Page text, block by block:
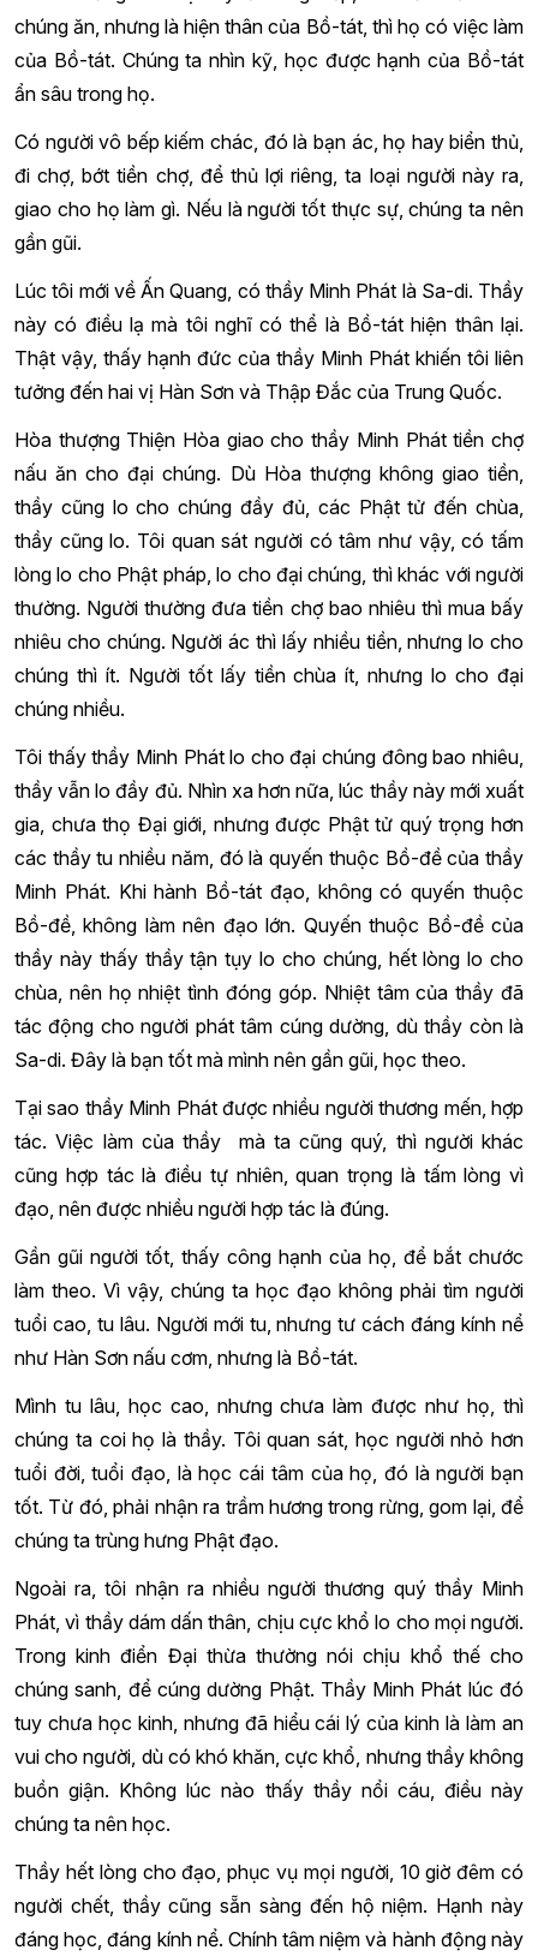
chúng ăn, nhưng là hiện thân của Bồ-tát, thì họ có việc làm
của Bồ-tát. Chúng ta nhìn kỹ, học được hạnh của Bồ-tát
ẩn sâu trong họ.
Có người vô bếp kiếm chác, đó là bạn ác, họ hay biển thủ,
đi chợ, bớt tiền chợ, để thủ lợi riêng, ta loại người này ra,
giao cho họ làm gì. Nếu là người tốt thực sự, chúng ta nên
gần gũi.
Lúc tôi mới về Ấn Quang, có thầy Minh Phát là Sa-di. Thầy
này có điều lạ mà tôi nghĩ có thể là Bồ-tát hiện thân lại.
Thật vậy, thấy hạnh đức của thầy Minh Phát khiến tôi liên
tưởng đến hai vị Hàn Sơn và Thập Đắc của Trung Quốc.
Hòa thượng Thiện Hòa giao cho thầy Minh Phát tiền chợ
nấu ăn cho đại chúng. Dù Hòa thượng không giao tiền,
thầy cũng lo cho chúng đầy đủ, các Phật tử đến chùa,
thầy cũng lo. Tôi quan sát người có tâm như vậy, có tấm
lòng lo cho Phật pháp, lo cho đại chúng, thì khác với người
thường. Người thường đưa tiền chợ bao nhiêu thì mua bấy
nhiêu cho chúng. Người ác thì lấy nhiều tiền, nhưng lo cho
chúng thì ít. Người tốt lấy tiền chùa ít, nhưng lo cho đại
chúng nhiều.
Tôi thấy thầy Minh Phát lo cho đại chúng đông bao nhiêu,
thầy vẫn lo đầy đủ. Nhìn xa hơn nữa, lúc thầy này mới xuất
gia, chưa thọ Đại giới, nhưng được Phật tử quý trọng hơn
các thầy tu nhiều năm, đó là quyến thuộc Bồ-đề của thầy
Minh Phát. Khi hành Bồ-tát đạo, không có quyến thuộc
Bồ-đề, không làm nên đạo lớn. Quyến thuộc Bồ-đề của
thầy này thấy thầy tận tụy lo cho chúng, hết lòng lo cho
chùa, nên họ nhiệt tình đóng góp. Nhiệt tâm của thầy đã
tác động cho người phát tâm cúng dường, dù thầy còn là
Sa-di. Đây là bạn tốt mà mình nên gần gũi, học theo.
Tại sao thầy Minh Phát được nhiều người thương mến, hợp
tác. Việc làm của thầy mà ta cũng quý, thì người khác
cũng hợp tác là điều tự nhiên, quan trọng là tấm lòng vì
đạo, nên được nhiều người hợp tác là đúng.
Gần gũi người tốt, thấy công hạnh của họ, để bắt chước
làm theo. Vì vậy, chúng ta học đạo không phải tìm người
tuổi cao, tu lâu. Người mới tu, nhưng tư cách đáng kính nể
như Hàn Sơn nấu cơm, nhưng là Bồ-tát.
Mình tu lâu, học cao, nhưng chưa làm được như họ, thì
chúng ta coi họ là thầy. Tôi quan sát, học người nhỏ hơn
tuổi đời, tuổi đạo, là học cái tâm của họ, đó là người bạn
tốt. Từ đó, phải nhận ra trầm hương trong rừng, gom lại, để
chúng ta trùng hưng Phật đạo.
Ngoài ra, tôi nhận ra nhiều người thương quý thầy Minh
Phát, vì thầy dám dấn thân, chịu cực khổ lo cho mọi người.
Trong kinh điển Đại thừa thường nói chịu khổ thế cho
chúng sanh, để cúng dường Phật. Thầy Minh Phát lúc đó
tuy chưa học kinh, nhưng đã hiểu cái lý của kinh là làm an
vui cho người, dù có khó khăn, cực khổ, nhưng thầy không
buồn giận. Không lúc nào thấy thầy nổi cáu, điều này
chúng ta nên học.
Thầy hết lòng cho đạo, phục vụ mọi người, 10 giờ đêm có
người chết, thầy cũng sẵn sàng đến hộ niệm. Hạnh này
đáng học, đáng kính nể. Chính tâm niệm và hành động này